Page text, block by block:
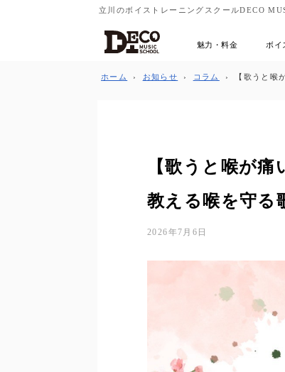
立川のボイストレーニングスクールDECO
魅力・料金 ボイ
ホーム › お知らせ › コラム › 【歌うと喉
【歌うと喉が
教える喉を守る
2026年7月6日